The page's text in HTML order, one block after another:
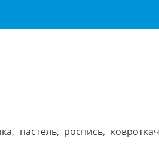
пастель, роспись,